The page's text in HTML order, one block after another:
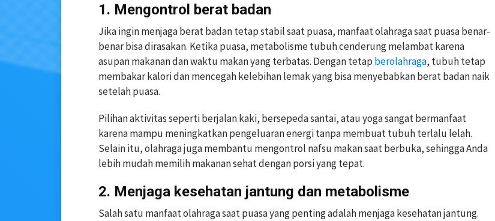
1. Mengontrol berat badan
Jika ingin menjaga berat badan tetap stabil saat puasa, manfaat olahraga saat puasa benar-
benar bisa dirasakan. Ketika puasa, metabolisme tubuh cenderung melambat karena
asupan makanan dan waktu makan yang terbatas. Dengan tetap berolahraga, tubuh tetap
membakar kalori dan mencegah kelebihan lemak yang bisa menyebabkan berat badan naik
setelah puasa.
Pilihan aktivitas seperti berjalan kaki, bersepeda santai, atau yoga sangat bermanfaat
karena mampu meningkatkan pengeluaran energi tanpa membuat tubuh terlalu lelah.
Selain itu, olahraga juga membantu mengontrol nafsu makan saat berbuka, sehingga Anda
lebih mudah memilih makanan sehat dengan porsi yang tepat.
2. Menjaga kesehatan jantung dan metabolisme
Salah satu manfaat olahraga saat puasa yang penting adalah menjaga kesehatan jantung.